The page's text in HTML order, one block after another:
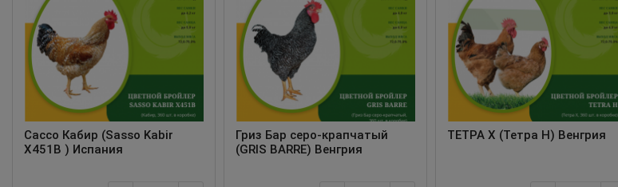
Сассо Кабир (Sasso Kabir
X451B ) Испания
Гриз Бар серо-крапчатый
(GRIS BARRE) Венгрия
ТЕТРА Х (Тетра Н) Венгрия